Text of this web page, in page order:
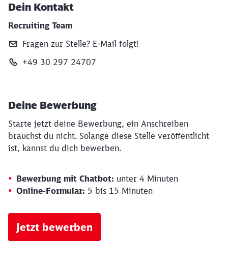
Dein Kontakt
Recruiting Team
Fragen zur Stelle? E‑Mail folgt!
+49 30 297 24707
Deine Bewerbung
Starte jetzt deine Bewerbung, ein Anschreiben
brauchst du nicht. Solange diese Stelle veröffentlicht
ist, kannst du dich bewerben.
Bewerbung mit Chatbot: unter 4 Minuten
Online-Formular: 5 bis 15 Minuten
Jetzt bewerben